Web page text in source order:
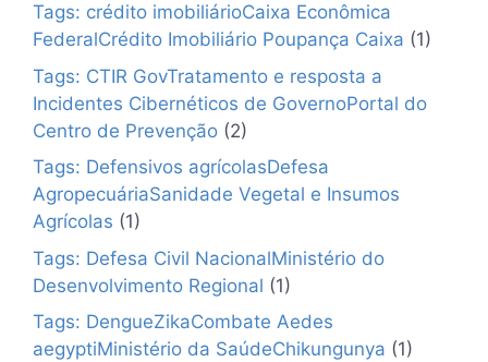
Tags: crédito imobiliárioCaixa Econômica
FederalCrédito Imobiliário Poupança Caixa (1)
Tags: CTIR GovTratamento e resposta a
Incidentes Cibernéticos de GovernoPortal do
Centro de Prevenção (2)
Tags: Defensivos agrícolasDefesa
AgropecuáriaSanidade Vegetal e Insumos
Agrícolas (1)
Tags: Defesa Civil NacionalMinistério do
Desenvolvimento Regional (1)
Tags: DengueZikaCombate Aedes
aegyptiMinistério da SaúdeChikungunya (1)